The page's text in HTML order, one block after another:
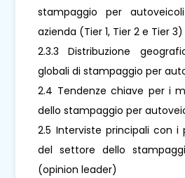
stampaggio per
azienda (Tier 1, Tier 2 e Tier 3)
2.3.3 Distribuzione
globali di stampaggio per
2.4 Tendenze chiave per i
dello stampaggio per
2.5 Interviste principali con i
del settore dello
(opinion leader)